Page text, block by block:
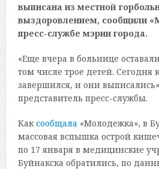
выписана из местной
выздоровлением, сообщили
пресс-службе мэрии города.
«Еще вчера в больнице
том числе трое детей. Сегодня
завершился, и они
представитель пресс-службы.
Как сообщала «Молодежка», в
массовая вспышка острой
по 17 января в медицинские
Буйнакска обратились, по